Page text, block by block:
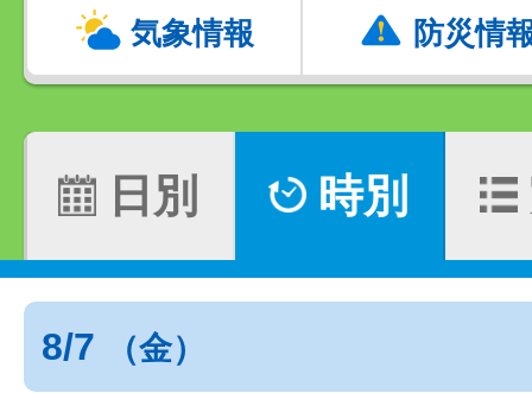
気象情報 防災情
日別 時別
8/7 （金）